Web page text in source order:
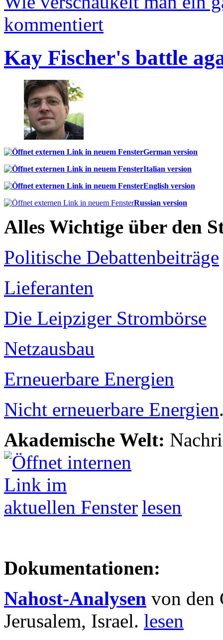
kommentiert
Kay Fischer's battle
German version
Italian version
English version
Russian version
Alles Wichtige über den
Politische Debattenbeiträge
Lieferanten
Die Leipziger Strombörse
Netzausbau
Erneuerbare Energien
Nicht erneuerbare Energien
Akademische Welt:
lesen
Dokumentationen:
Nahost-Analysen von den
Jerusalem, Israel. lesen